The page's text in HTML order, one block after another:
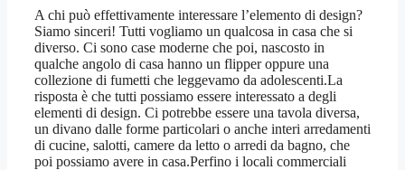
A chi può effettivamente interessare l’elemento di design?
Siamo sinceri! Tutti vogliamo un qualcosa in casa che si
diverso. Ci sono case moderne che poi, nascosto in
qualche angolo di casa hanno un flipper oppure una
collezione di fumetti che leggevamo da adolescenti.La
risposta è che tutti possiamo essere interessato a degli
elementi di design. Ci potrebbe essere una tavola diversa,
un divano dalle forme particolari o anche interi arredamenti
di cucine, salotti, camere da letto o arredi da bagno, che
poi possiamo avere in casa.Perfino i locali commerciali